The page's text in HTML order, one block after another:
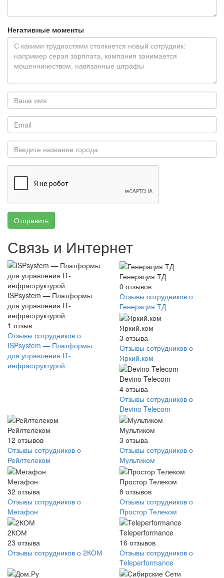
Негативные моменты
Отправить
Связь и Интернет
ISPsystem — Платформы
для управления IT-
инфраструктурой
1 отзыв
Отзывы сотрудников о
ISPsystem — Платформы
для управления IT-
инфраструктурой
Генерация ТД
0 отзывов
Отзывы сотрудников о
Генерация ТД
Яркий.ком
3 отзыва
Отзывы сотрудников о
Яркий.ком
Devino Telecom
4 отзыва
Отзывы сотрудников о
Devino Telecom
Рейлтелеком
12 отзывов
Отзывы сотрудников о
Рейлтелеком
Мультиком
3 отзыва
Отзывы сотрудников о
Мультиком
Мегафон
32 отзыва
Отзывы сотрудников о
Мегафон
Простор Телеком
8 отзывов
Отзывы сотрудников о
Простор Телеком
2КОМ
23 отзыва
Отзывы сотрудников о 2КОМ
Teleperformance
16 отзывов
Отзывы сотрудников о
Teleperformance